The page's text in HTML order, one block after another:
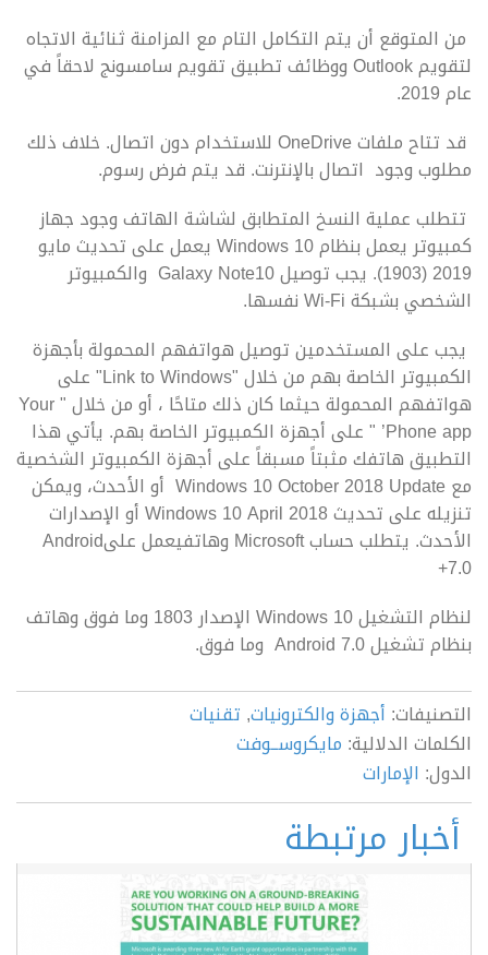
من المتوقع أن يتم التكامل التام مع المزامنة ثنائية الاتجاه
لتقويم Outlook ووظائف تطبيق تقويم سامسونج لاحقاً في
عام 2019.
قد تتاح ملفات OneDrive للاستخدام دون اتصال. خلاف ذلك
مطلوب وجود اتصال بالإنترنت. قد يتم فرض رسوم.
تتطلب عملية النسخ المتطابق لشاشة الهاتف وجود جهاز
كمبيوتر يعمل بنظام Windows 10 يعمل على تحديث مايو
2019 (1903). يجب توصيل Galaxy Note10 والكمبيوتر
الشخصي بشبكة Wi-Fi نفسها.
يجب على المستخدمين توصيل هواتفهم المحمولة بأجهزة
الكمبيوتر الخاصة بهم من خلال "Link to Windows" على
هواتفهم المحمولة حيثما كان ذلك متاحًا ، أو من خلال " Your
Phone app’ " على أجهزة الكمبيوتر الخاصة بهم. يأتي هذا
التطبيق هاتفك مثبتاً مسبقاً على أجهزة الكمبيوتر الشخصية
مع Windows 10 October 2018 Update أو الأحدث، ويمكن
تنزيله على تحديث Windows 10 April 2018 أو الإصدارات
الأحدث. يتطلب حساب Microsoft وهاتفيعمل علىAndroid
7.0+
لنظام التشغيل Windows 10 الإصدار 1803 وما فوق وهاتف
بنظام تشغيل Android 7.0 وما فوق.
التصنيفات:أجهزة والكترونيات,تقنيات
الكلمات الدلالية:مايكروســوفت
الدول:الإمارات
أخبار مرتبطة